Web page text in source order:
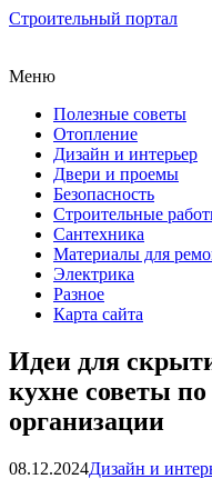
Строительный портал
Меню
Полезные советы
Отопление
Дизайн и интерьер
Двери и проемы
Безопасность
Строительные
Сантехника
Материалы для
Электрика
Разное
Карта сайта
Идеи для
кухне советы
организации
08.12.2024Дизайн и